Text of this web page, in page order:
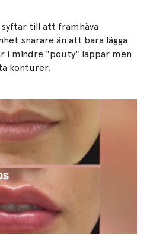
till att framhäva
snarare än att bara lägga
i mindre "pouty" läppar men
konturer.